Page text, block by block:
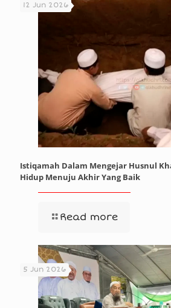
12 Jun 2026
Istiqamah Dalam Mengejar Husnul
Hidup Menuju Akhir Yang Baik
Read more
5 Jun 2026